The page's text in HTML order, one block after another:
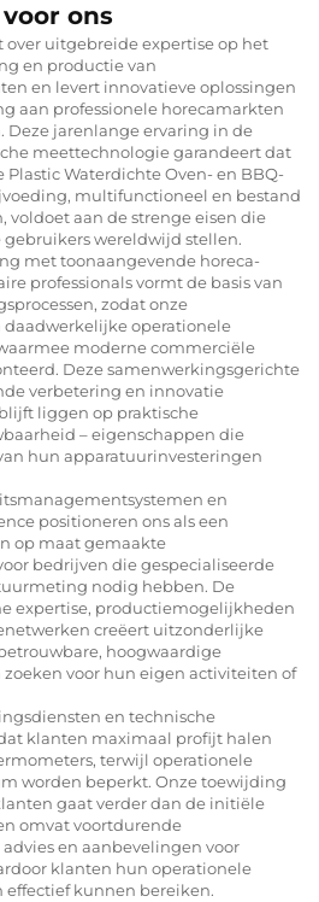
ons
over uitgebreide expertise op het
en productie van
en levert innovatieve oplossingen
aan professionele horecamarkten
jarenlange ervaring in de
meettechnologie garandeert dat
Waterdichte Oven- en BBQ-
multifunctioneel en bestand
voldoet aan de strenge eisen die
gebruikers wereldwijd stellen.
met toonaangevende horeca-
professionals vormt de basis van
zodat onze
operationele
moderne commerciële
Deze samenwerkingsgerichte
verbetering en innovatie
liggen op praktische
– eigenschappen die
hun apparatuurinvesteringen
en
positioneren ons als een
op maat gemaakte
bedrijven die gespecialiseerde
nodig hebben. De
expertise, productiemogelijkheden
creëert uitzonderlijke
hoogwaardige
voor hun eigen activiteiten of
en technische
klanten maximaal profijt halen
terwijl operationele
worden beperkt. Onze toewijding
gaat verder dan de initiële
omvat voortdurende
en aanbevelingen voor
klanten hun operationele
kunnen bereiken.